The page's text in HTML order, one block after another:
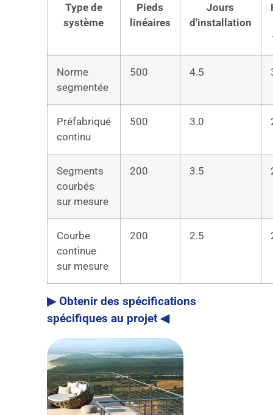
Type de
système
Pieds
linéaires
Jours
d'installation
Norme
segmentée
500 4.5
Préfabriqué
continu
500 3.0
Segments
courbés
sur mesure
200 3.5
Courbe
continue
sur mesure
200 2.5
▶ Obtenir des spécifications
spécifiques au projet ◀